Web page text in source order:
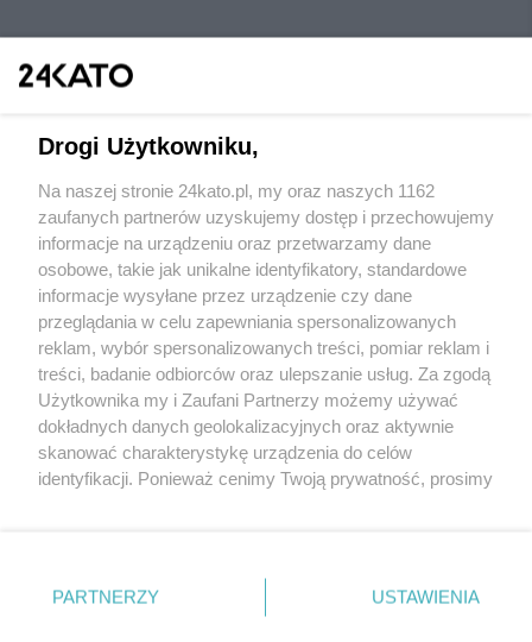
Wydawca mediów lokalnych
Nie zapomnij
zapoznać się z:
polityką prywatności regulamin korzystania z portali
Twojemiasto
Piekary Śląskie
Chorzów
Tarnowskie Góry
Gliwice
Skontakuj sięz nami
Kontakt
Wydawca
Redakcja
Drogi Użytkowniku,
Na naszej stronie 24kato.pl, my oraz naszych 1162
zaufanych partnerów uzyskujemy dostęp i przechowujemy
informacje na urządzeniu oraz przetwarzamy dane
osobowe, takie jak unikalne identyfikatory, standardowe
informacje wysyłane przez urządzenie czy dane
przeglądania w celu zapewniania spersonalizowanych
reklam, wybór spersonalizowanych treści, pomiar reklam i
treści, badanie odbiorców oraz ulepszanie usług. Za zgodą
Użytkownika my i Zaufani Partnerzy możemy używać
dokładnych danych geolokalizacyjnych oraz aktywnie
skanować charakterystykę urządzenia do celów
identyfikacji. Ponieważ cenimy Twoją prywatność, prosimy
prywatności znajdujący się w lewym dolnym rogu strony
. Niektóre rodzaje przetwarzania danych nie wymagają
PARTNERZY USTAWIENIA